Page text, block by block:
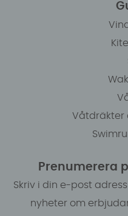
Våtdräkter
Prenumerera
Skriv i din e-post
nyheter om